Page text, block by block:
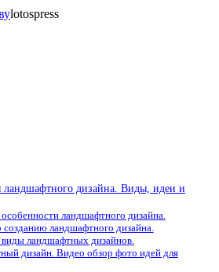
lotospress
ландшафтного дизайна. Виды, идеи и
ландшафтного дизайна.
ландшафтного дизайна.
ландшафтных дизайнов.
дизайн. Видео обзор фото идей для